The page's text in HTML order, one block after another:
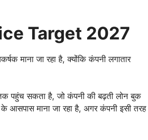
Target 2027
माना जा रहा है, क्योंकि कंपनी लगातार
पहुंच सकता है, जो कंपनी की बढ़ती लोन बुक
आसपास माना जा रहा है, अगर कंपनी इसी तरह